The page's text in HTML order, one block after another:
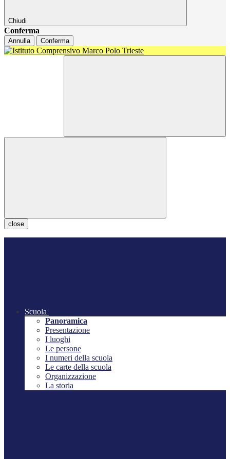
Chiudi
Conferma
Annulla Conferma
close
Scuola
Panoramica
Presentazione
I luoghi
Le persone
I numeri della scuola
Le carte della scuola
Organizzazione
La storia